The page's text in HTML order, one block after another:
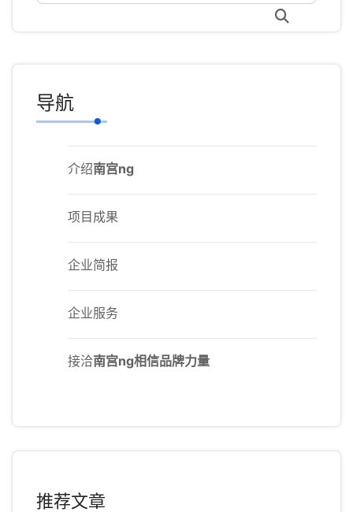
导航
介绍南宫ng
项目成果
企业简报
企业服务
接洽南宫ng相信品牌力量
推荐文章